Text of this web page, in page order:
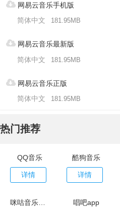
网易云音乐手机版
简体中文
181.95MB
网易云音乐最新版
简体中文
181.95MB
网易云音乐正版
简体中文
181.95MB
热门推荐
QQ音乐
详情
酷狗音乐
详情
唱吧app